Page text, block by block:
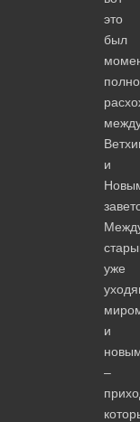
это
был
и
уже
и
–